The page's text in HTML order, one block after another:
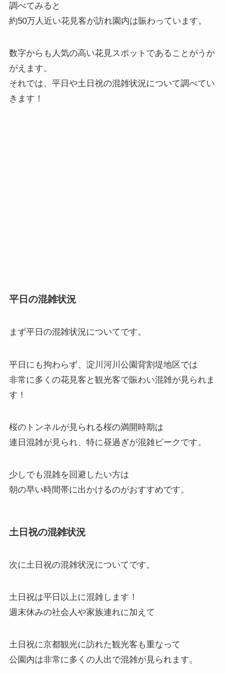
調べてみると
約50万人近い花見客が訪れ園内は賑わっています。
数字からも人気の高い花見スポットであることがうか
がえます。
それでは、平日や土日祝の混雑状況について調べてい
きます！
平日の混雑状況
まず平日の混雑状況についてです。
平日にも拘わらず、淀川河川公園背割堤地区では
非常に多くの花見客と観光客で賑わい混雑が見られま
す！
桜のトンネルが見られる桜の満開時期は
連日混雑が見られ、特に昼過ぎが混雑ピークです。
少しでも混雑を回避したい方は
朝の早い時間帯に出かけるのがおすすめです。
土日祝の混雑状況
次に土日祝の混雑状況についてです。
土日祝は平日以上に混雑します！
週末休みの社会人や家族連れに加えて
土日祝に京都観光に訪れた観光客も重なって
公園内は非常に多くの人出で混雑が見られます。